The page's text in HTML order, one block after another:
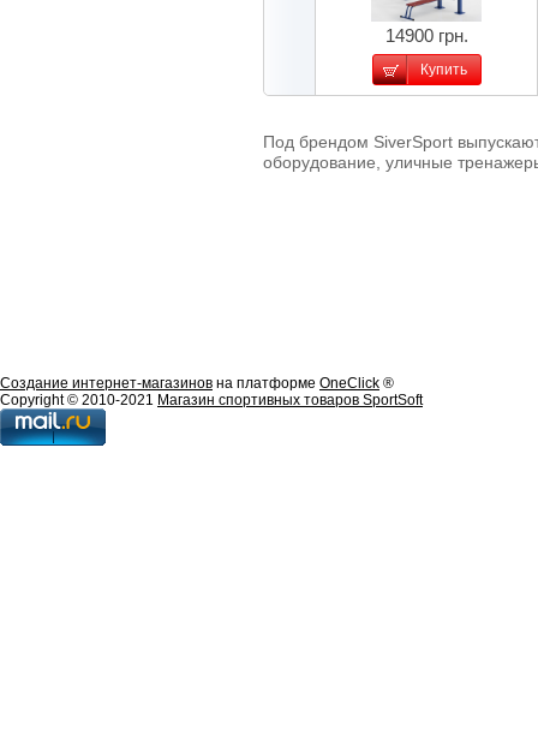
14900 грн.
Купить
Под брендом SiverSport
оборудование, уличные
Создание интернет-магазинов на платформе OneClick ®
Copyright © 2010-2021 Магазин спортивных товаров SportSoft